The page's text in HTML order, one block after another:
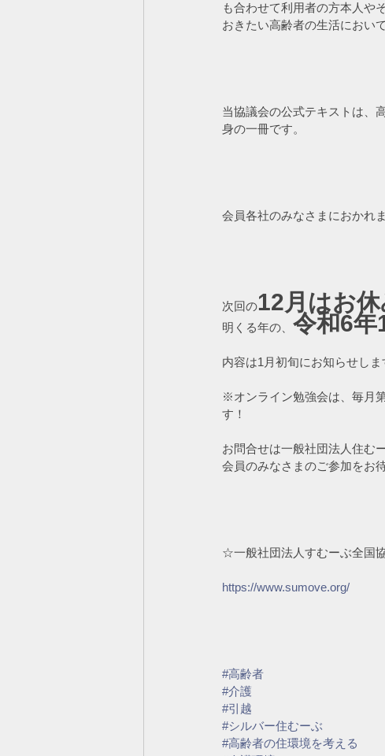
も合わせて利用者の方本人や
おきたい高齢者の生活におい
当協議会の公式テキストは、
身の一冊です。
会員各社のみなさまにおかれ
次回の12月はお
明くる年の、 令和6年
内容は1月初旬にお知らせしま
※オンライン勉強会は、毎月
す！
お問合せは一般社団法人住む
会員のみなさまのご参加をお
☆一般社団法人すむーぶ全国
https://www.sumove.org/
#高齢者
#介護
#引越
#シルバー住むーぶ
#高齢者の住環境を考える